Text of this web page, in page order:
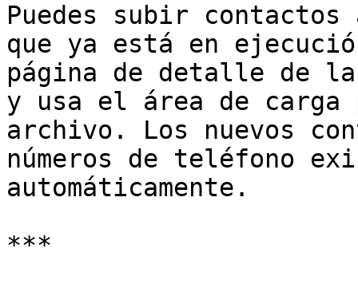
Puedes subir contactos
que ya está en
página de detalle de
y usa el área de carga
archivo. Los nuevos
números de teléfono
automáticamente.
***